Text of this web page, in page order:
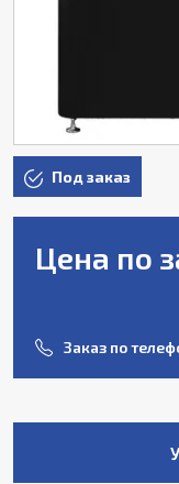
Под заказ
Цена по
Заказ по